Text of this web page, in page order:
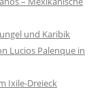
und Karibik
Lucios Palenque in
Ixile-Dreieck